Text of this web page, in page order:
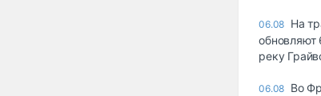
06.08 На
реку
06.08 Во